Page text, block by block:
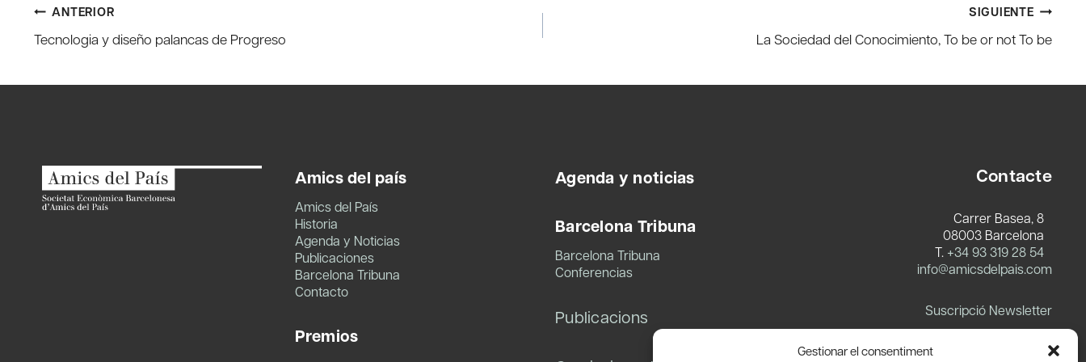
Gestionar el consentiment
Navegación
de
entradas
ANTERIOR
Tecnologia y diseño palancas de Progreso
SIGUIENTE
La Sociedad del Conocimiento, To be or not To be
Amics del país
Amics del País
Historia
Agenda y Noticias
Publicaciones
Barcelona Tribuna
Contacto
Premios
Agenda y noticias
Barcelona Tribuna
Barcelona Tribuna
Conferencias
Publicacions
Contacte
Carrer Basea, 8
08003 Barcelona
T. +34 93 319 28 54
info@amicsdelpais.com
Suscripció Newsletter
YouTube